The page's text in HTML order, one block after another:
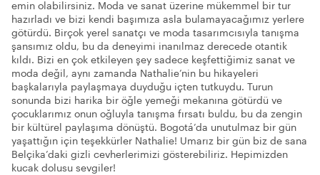
emin olabilirsiniz. Moda ve sanat üzerine mükemmel bir tur
hazırladı ve bizi kendi başımıza asla bulamayacağımız yerlere
götürdü. Birçok yerel sanatçı ve moda tasarımcısıyla tanışma
şansımız oldu, bu da deneyimi inanılmaz derecede otantik
kıldı. Bizi en çok etkileyen şey sadece keşfettiğimiz sanat ve
moda değil, aynı zamanda Nathalie’nin bu hikayeleri
başkalarıyla paylaşmaya duyduğu içten tutkuydu. Turun
sonunda bizi harika bir öğle yemeği mekanına götürdü ve
çocuklarımız onun oğluyla tanışma fırsatı buldu, bu da zengin
bir kültürel paylaşıma dönüştü. Bogotá’da unutulmaz bir gün
yaşattığın için teşekkürler Nathalie! Umarız bir gün biz de sana
Belçika’daki gizli cevherlerimizi gösterebiliriz. Hepimizden
kucak dolusu sevgiler!